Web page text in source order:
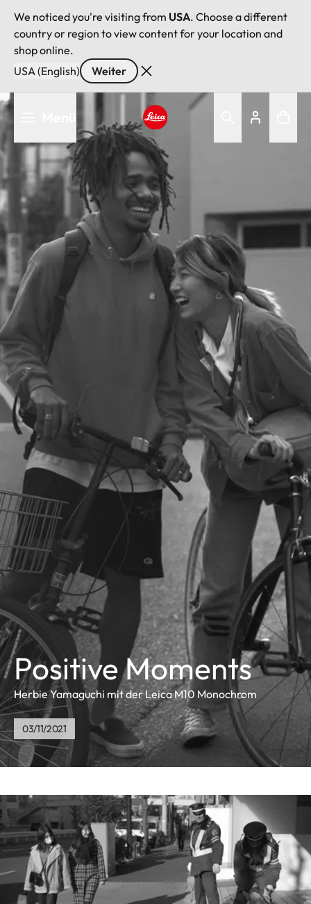
We noticed you're visiting from USA. Choose a different
country or region to view content for your location and
shop online.
USA (English)
Weiter
Direkt
zum
Inhalt
Leica logo - Home
Positive Moments
Herbie Yamaguchi mit der Leica M10 Monochrom
03/11/2021